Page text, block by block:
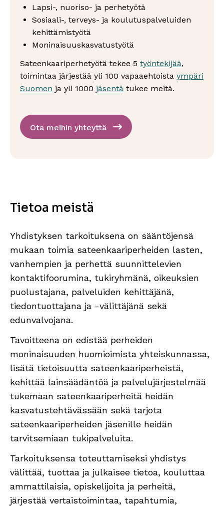
Lapsi-, nuoriso- ja perhetyötä
Sosiaali-, terveys- ja koulutuspalveluiden
kehittämistyötä
Moninaisuuskasvatustyötä
Sateenkaariperhetyötä tekee 5 työntekijää,
toimintaa järjestää yli 100 vapaaehtoista ympäri
Suomen ja yli 1000 jäsentä tukee meitä.
Ota meihin yhteyttä
Tietoa meistä
Yhdistyksen tarkoituksena on sääntöjensä
mukaan toimia sateenkaariperheiden lasten,
vanhempien ja perhettä suunnittelevien
kontaktifoorumina, tukiryhmänä, oikeuksien
puolustajana, palveluiden kehittäjänä,
tiedontuottajana ja -välittäjänä sekä
edunvalvojana.
Tavoitteena on edistää perheiden
moninaisuuden huomioimista yhteiskunnassa,
lisätä tietoisuutta sateenkaariperheistä,
kehittää lainsäädäntöä ja palvelujärjestelmää
tukemaan sateenkaariperheitä heidän
kasvatustehtävässään sekä tarjota
sateenkaariperheiden jäsenille heidän
tarvitsemiaan tukipalveluita.
Tarkoituksensa toteuttamiseksi yhdistys
välittää, tuottaa ja julkaisee tietoa, kouluttaa
ammattilaisia, opiskelijoita ja perheitä,
järjestää vertaistoimintaa, tapahtumia,